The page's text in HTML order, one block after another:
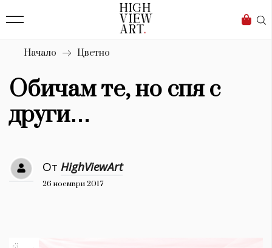
Бизнес
Мода
Dialogue
Изкуство
4339
Красота
777
Начало Цветно
Обичам те, но спя с
други…
От HighViewArt
26 ноември 2017